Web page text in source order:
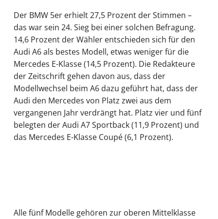
Der BMW 5er erhielt 27,5 Prozent der Stimmen –
das war sein 24. Sieg bei einer solchen Befragung.
14,6 Prozent der Wähler entschieden sich für den
Audi A6 als bestes Modell, etwas weniger für die
Mercedes E-Klasse (14,5 Prozent). Die Redakteure
der Zeitschrift gehen davon aus, dass der
Modellwechsel beim A6 dazu geführt hat, dass der
Audi den Mercedes von Platz zwei aus dem
vergangenen Jahr verdrängt hat. Platz vier und fünf
belegten der Audi A7 Sportback (11,9 Prozent) und
das Mercedes E-Klasse Coupé (6,1 Prozent).
Alle fünf Modelle gehören zur oberen Mittelklasse